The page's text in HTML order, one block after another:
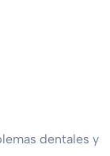
dentales y